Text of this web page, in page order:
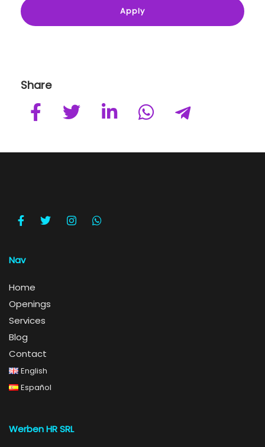
Share
Nav
Home
Openings
Services
Blog
Contact
English
Español
Werben HR SRL